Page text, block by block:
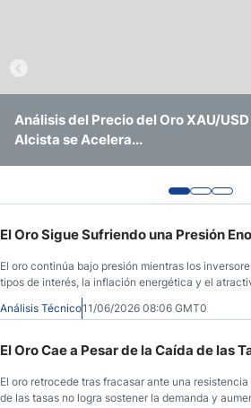
Análisis del Precio del Oro XAU/
Alcista se Acelera...
Análisis del Precio del Oro XAU/
Romper la Resistencia Crítica de
El Oro Sigue en un Rango Mientras
una Dirección Clara
El Oro Sigue Sufriendo una Presión
El oro continúa bajo presión mientras los
tipos de interés, la inflación energética y el
Análisis Técnico11/06/2026 08:06 GMT0
El Oro Cae a Pesar de la Caída de las
El oro retrocede tras fracasar ante una
de las tasas no logra sostener la demanda y